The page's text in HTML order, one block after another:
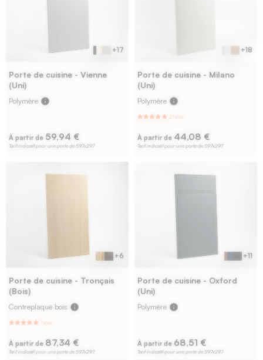
Porte de cuisine - Vienne
(Uni)
Polymère info
À partir de 59,94 €
Tarif indicatif pour une porte de 597x297
+17
Porte de cuisine - Milano
(Uni)
Polymère info
À partir de 44,08 €
Tarif indicatif pour une porte de 597x297
+18
Porte de cuisine - Tronçais
(Bois)
Contreplaqué bois info
À partir de 87,34 €
Tarif indicatif pour une porte de 597x297
+6
Porte de cuisine - Oxford
(Uni)
Polymère info
À partir de 68,51 €
Tarif indicatif pour une porte de 597x297
+11